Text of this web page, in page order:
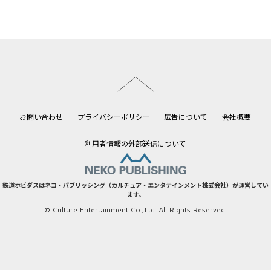
お問い合わせ プライバシーポリシー 広告について 会社概要
利用者情報の外部送信について
鉄道ホビダスはネコ・パブリッシング（カルチュア・エンタテインメント株式会社）が運営してい
ます。
© Culture Entertainment Co.,Ltd. All Rights Reserved.